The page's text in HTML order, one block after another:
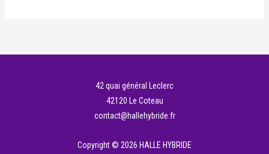
42 quai général Leclerc
42120 Le Coteau
contact@hallehybride.fr
Copyright © 2026 HALLE HYBRIDE